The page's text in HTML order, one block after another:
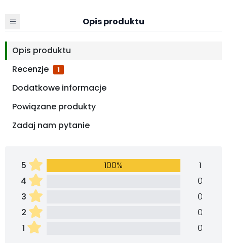
Opis produktu
Opis produktu
Recenzje
1
Dodatkowe informacje
Powiązane produkty
Zadaj nam pytanie
5 100%
1
4
0
3
0
2
0
1
0